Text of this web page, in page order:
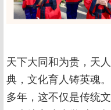
天下大同和为贵，天
典，文化育人铸英魂
多年，这不仅是传统